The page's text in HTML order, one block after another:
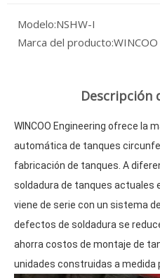
Modelo:NSHW-I
Marca del producto:WINCOO
Descripción
WINCOO Engineering ofrece la
automática de tanques
fabricación de tanques. A
soldadura de tanques actuales
viene de serie con un sistema
defectos de soldadura se
ahorra costos de montaje de
unidades construidas a medida